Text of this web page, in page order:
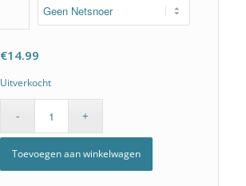
€14.99
Uitverkocht
Toevoegen aan winkelwagen